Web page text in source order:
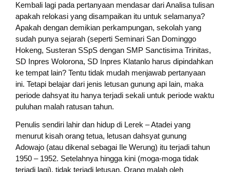
Kembali lagi pada pertanyaan mendasar dari Analisa tulisan
apakah relokasi yang disampaikan itu untuk selamanya?
Apakah dengan demikian perkampungan, sekolah yang
sudah punya sejarah (seperti Seminari San Dominggo
Hokeng, Susteran SSpS dengan SMP Sanctisima Trinitas,
SD Inpres Wolorona, SD Inpres Klatanlo harus dipindahkan
ke tempat lain? Tentu tidak mudah menjawab pertanyaan
ini. Tetapi belajar dari jenis letusan gunung api lain, maka
periode dahsyat itu hanya terjadi sekali untuk periode waktu
puluhan malah ratusan tahun.
Penulis sendiri lahir dan hidup di Lerek – Atadei yang
menurut kisah orang tetua, letusan dahsyat gunung
Adowajo (atau dikenal sebagai Ile Werung) itu terjadi tahun
1950 – 1952. Setelahnya hingga kini (moga-moga tidak
terjadi lagi), tidak terjadi letusan. Orang malah oleh